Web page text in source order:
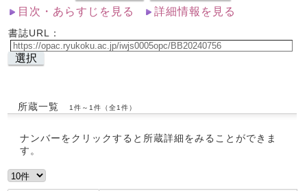
目次・あらすじを見る 詳細情報を見る
書誌URL：
選択
所蔵一覧 1件～1件（全1件）
ナンバーをクリックすると所蔵詳細をみることができま
す。